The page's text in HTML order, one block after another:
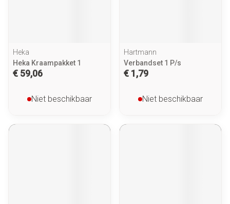
Heka
Heka Kraampakket 1
€ 59,06
Niet beschikbaar
Hartmann
Verbandset 1 P/s
€ 1,79
Niet beschikbaar